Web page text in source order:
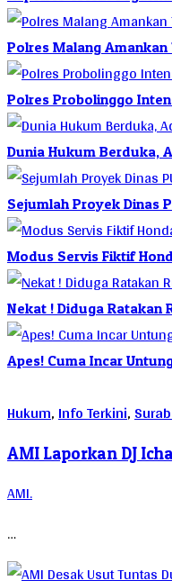
Polres Malang Amankan
Polres Probolinggo
Dunia Hukum Berduka,
Sejumlah Proyek Dinas
Modus Servis Fiktif
Nekat ! Diduga Ratakan
Apes! Cuma Incar
Hukum,Info Terkini,
AMI Laporkan DJ
AMI.
…